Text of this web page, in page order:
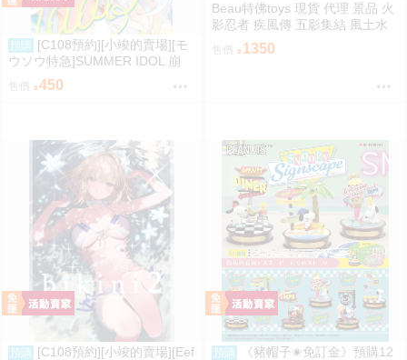
預購
[C108預約][小竣的賣場][モ
ウソウ特急]SUMMER IDOL 崩
壞：星穹鐵道 同人誌id=3758363
售價 450
Beau特佛toys 現貨 代理 景品 火
影忍者 疾風傳 五影集結 風土水
影 我愛羅 大野木 照美冥 0302
售價 1350
預購 [C108預約][小竣的賣場][Eef 預購 《豬帽子✬免訂金》預購12